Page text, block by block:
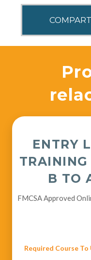
ENTRY
B TO
FMCSA Approved
Required Course To